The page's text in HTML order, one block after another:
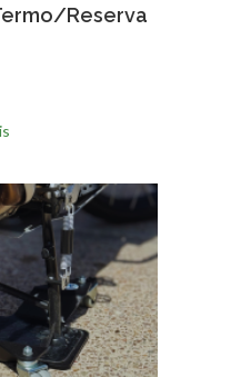
Vista Rapida
Reserva